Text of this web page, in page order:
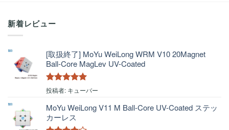
新着レビュー
[取扱終了] MoYu WeiLong WRM V10 20Magnet
Ball-Core MagLev UV-Coated
5段階中 5 の
投稿者: キューバー
MoYu WeiLong V11 M Ball-Core UV-Coated ステッ
カーレス